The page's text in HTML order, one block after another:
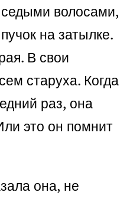
волосами,
на затылке.
В свои
старуха. Когда
раз, она
это он помнит
она, не